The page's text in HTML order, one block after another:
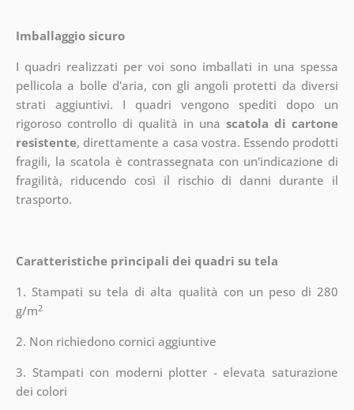
Imballaggio sicuro
I quadri realizzati per voi sono imballati in una spessa
pellicola a bolle d'aria, con gli angoli protetti da diversi
strati aggiuntivi. I quadri vengono spediti dopo un
rigoroso controllo di qualità in unascatola di cartone
resistente, direttamente a casa vostra. Essendo prodotti
fragili, la scatola è contrassegnata con un'indicazione di
fragilità, riducendo così il rischio di danni durante il
trasporto.
Caratteristiche principali dei quadri su tela
1. Stampati su tela di alta qualità con un peso di 280
g/m2
2. Non richiedono cornici aggiuntive
3. Stampati con moderni plotter - elevata saturazione
dei colori